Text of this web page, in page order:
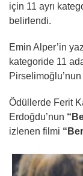
için 11 ayrı
belirlendi.
Emin Alper’in
kategoride 11
Pirselimoğlu’nun
Ödüllerde Ferit
Erdoğdu’nun
izlenen filmi